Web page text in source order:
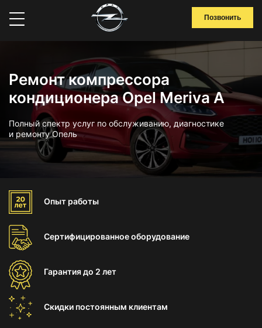
Позвонить
Ремонт компрессора
кондиционера Opel Meriva A
Полный спектр услуг по обслуживанию, диагностике
и ремонту Опель
Опыт работы
Сертифицированноеоборудование
Гарантиядо 2 лет
Скидки постоянным клиентам